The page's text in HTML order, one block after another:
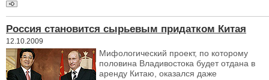
Россия становится сырьевым придатком Китая
12.10.2009
Мифологический проект, по которому
половина Владивостока будет отдана в
аренду Китаю, оказался даже